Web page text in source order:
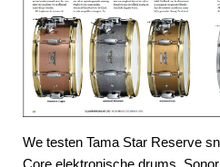
We testen Tama Star Reserve